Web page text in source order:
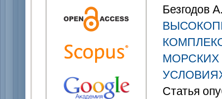
Безгодов
МОРСКИХ
Статья